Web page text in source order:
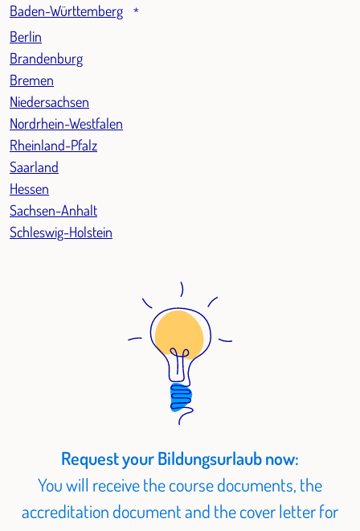
Baden-Württemberg *
Berlin
Brandenburg
Bremen
Niedersachsen
Nordrhein-Westfalen
Rheinland-Pfalz
Saarland
Hessen
Sachsen-Anhalt
Schleswig-Holstein
Request your Bildungsurlaub now:
You will receive the course documents, the
accreditation document and the cover letter for